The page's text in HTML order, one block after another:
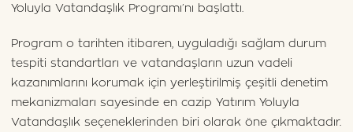
Yoluyla Vatandaşlık Programı’nı başlattı.
Program o tarihten itibaren, uyguladığı sağlam durum
tespiti standartları ve vatandaşların uzun vadeli
kazanımlarını korumak için yerleştirilmiş çeşitli denetim
mekanizmaları sayesinde en cazip Yatırım Yoluyla
Vatandaşlık seçeneklerinden biri olarak öne çıkmaktadır.